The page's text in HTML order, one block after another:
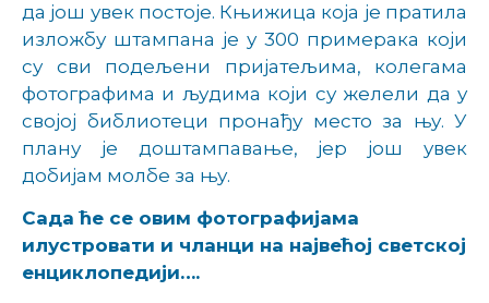
да још увек постоје. Књижица која је пратила
изложбу штампана је у 300 примерака који
су сви подељени пријатељима, колегама
фотографима и људима који су желели да у
својој библиотеци пронађу место за њу. У
плану је доштампавање, јер још увек
добијам молбе за њу.
Сада ће се овим фотографијама
илустровати и чланци на највећој светској
енциклопедији….